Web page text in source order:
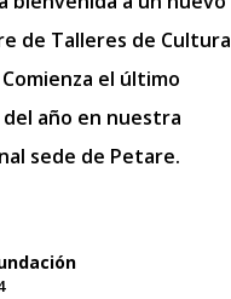
de Talleres de Cultura
el último
año en nuestra
sede de Petare.